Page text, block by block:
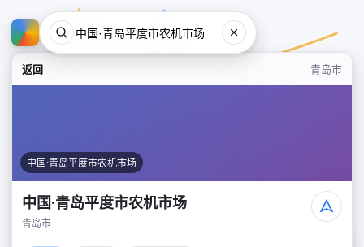
返回 青岛市
中国·青岛平度市农机市场
中国·青岛平度市农机市场
青岛市